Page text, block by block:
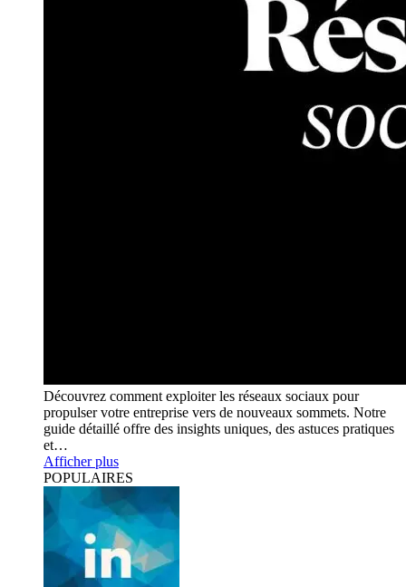
Découvrez comment exploiter les réseaux sociaux pour
propulser votre entreprise vers de nouveaux sommets. Notre
guide détaillé offre des insights uniques, des astuces pratiques
et…
Afficher plus
POPULAIRES